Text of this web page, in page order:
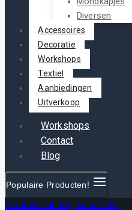
Diversen
Accessoires
Decoratie
Workshops
Textiel
Aanbiedingen
Uitverkoop
Workshops
Contact
Blog
Populaire Producten!
Gratis verzending vanaf €75,-